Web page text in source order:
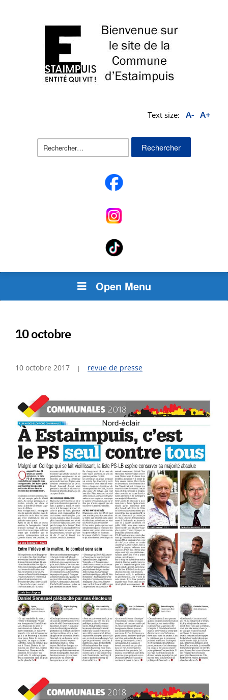
Text size: A- A+
Rechercher :
Open Menu
10 octobre
10 octobre 2017 revue de presse